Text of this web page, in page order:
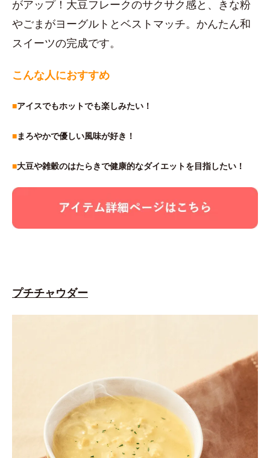
がアップ！大豆フレークのサクサク感と、きな粉
やごまがヨーグルトとベストマッチ。かんたん和
スイーツの完成です。
こんな人におすすめ
■アイスでもホットでも楽しみたい！
■まろやかで優しい風味が好き！
■大豆や雑穀のはたらきで健康的なダイエットを目指したい！
プチチャウダー